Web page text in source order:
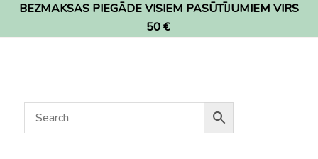
BEZMAKSAS PIEGĀDE VISIEM PASŪTĪJUMIEM VIRS
50 €